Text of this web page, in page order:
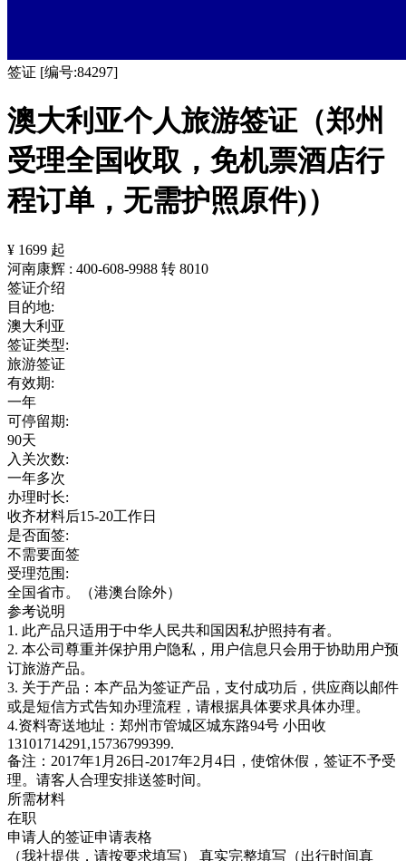
签证 [编号:84297]
澳大利亚个人旅游签证（郑州
受理全国收取，免机票酒店行
程订单，无需护照原件)）
¥ 1699 起
河南康辉 : 400-608-9988 转 8010
签证介绍
目的地:
澳大利亚
签证类型:
旅游签证
有效期:
一年
可停留期:
90天
入关次数:
一年多次
办理时长:
收齐材料后15-20工作日
是否面签:
不需要面签
受理范围:
全国省市。（港澳台除外）
参考说明
1. 此产品只适用于中华人民共和国因私护照持有者。
2. 本公司尊重并保护用户隐私，用户信息只会用于协助用户预
订旅游产品。
3. 关于产品：本产品为签证产品，支付成功后，供应商以邮件
或是短信方式告知办理流程，请根据具体要求具体办理。
4.资料寄送地址：郑州市管城区城东路94号 小田收
13101714291,15736799399.
备注：2017年1月26日-2017年2月4日，使馆休假，签证不予受
理。请客人合理安排送签时间。
所需材料
在职
申请人的签证申请表格
（我社提供，请按要求填写） 真实完整填写（出行时间真